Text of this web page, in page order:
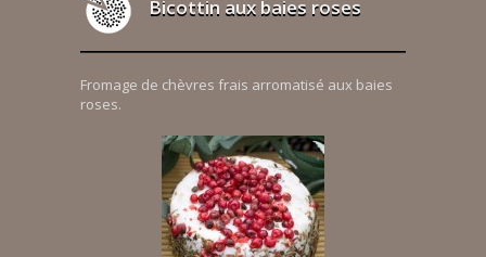
Bicottin aux baies roses
Fromage de chèvres frais arromatisé aux baies
roses.